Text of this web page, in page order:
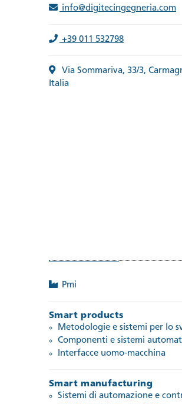
info@digitecingegneria.com
+39 011 532798
Via Sommariva, 33/3,
Italia
Pmi
Smart products
Metodologie e sistemi per lo
Componenti e sistemi
Interfacce uomo-macchina
Smart manufacturing
Sistemi di automazione e